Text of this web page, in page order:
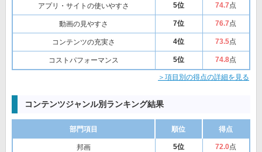
アプリ・サイトの使いやすさ 5位 74.7点
動画の見やすさ 7位 76.7点
コンテンツの充実さ 4位 73.5点
コストパフォーマンス 5位 74.8点
＞項目別の得点の詳細を見る
コンテンツジャンル別ランキング結果
部門項目 順位 得点
邦画 5位 72.0点